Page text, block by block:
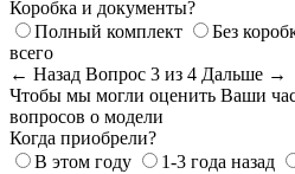
Коробка и документы?
Полный комплект
Без
всего
← Назад Вопрос 3 из 4 Дальше →
Чтобы мы могли оценить Ваши
вопросов о модели
Когда приобрели?
В этом году
1-3 года назад